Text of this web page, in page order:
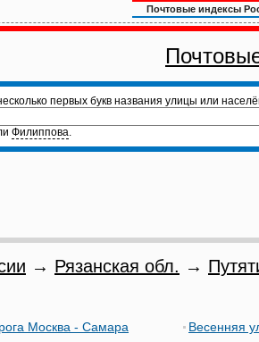
Почтовые индексы
первых букв названия улицы или
Филиппова.
→ Рязанская обл. →
Москва - Самара
Весенняя